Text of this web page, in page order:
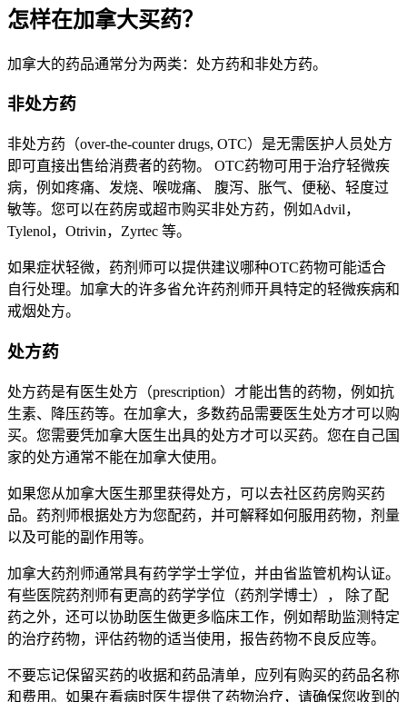
怎样在加拿大买药？
加拿大的药品通常分为两类：处方药和非处方药。
非处方药
非处方药（over-the-counter drugs, OTC）是无需医护人员处方
即可直接出售给消费者的药物。 OTC药物可用于治疗轻微疾
病，例如疼痛、发烧、喉咙痛、 腹泻、胀气、便秘、轻度过
敏等。您可以在药房或超市购买非处方药，例如Advil，
Tylenol，Otrivin，Zyrtec 等。
如果症状轻微，药剂师可以提供建议哪种OTC药物可能适合
自行处理。加拿大的许多省允许药剂师开具特定的轻微疾病和
戒烟处方。
处方药
处方药是有医生处方（prescription）才能出售的药物，例如抗
生素、降压药等。在加拿大，多数药品需要医生处方才可以购
买。您需要凭加拿大医生出具的处方才可以买药。您在自己国
家的处方通常不能在加拿大使用。
如果您从加拿大医生那里获得处方，可以去社区药房购买药
品。药剂师根据处方为您配药，并可解释如何服用药物，剂量
以及可能的副作用等。
加拿大药剂师通常具有药学学士学位，并由省监管机构认证。
有些医院药剂师有更高的药学学位（药剂学博士）， 除了配
药之外，还可以协助医生做更多临床工作，例如帮助监测特定
的治疗药物，评估药物的适当使用，报告药物不良反应等。
不要忘记保留买药的收据和药品清单，应列有购买的药品名称
和费用。如果在看病时医生提供了药物治疗，请确保您收到的